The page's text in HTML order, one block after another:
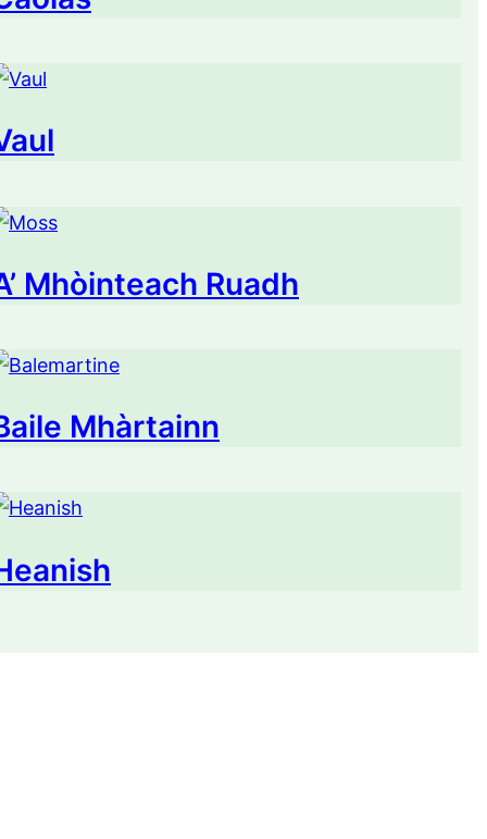
Mhòinteach Ruadh
Mhàrtainn